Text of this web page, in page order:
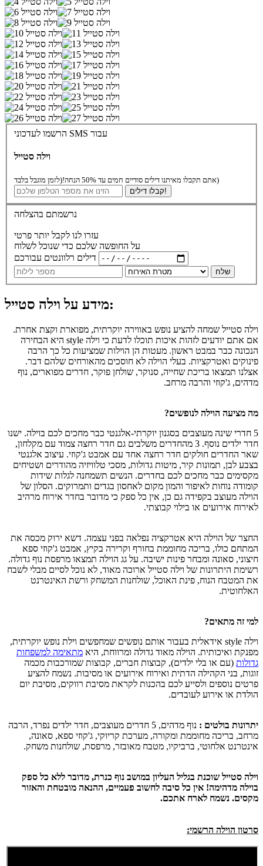
הרשמו לעדכוני SMS עבור
וילה סטייל
אתם תקבלו מאיתנו דילים סודיים חמים עד 50% הנחה!(לזמן מוגבל בלבד)
קבלו דילים!
נרשמתם בהצלחה
עזרו לנו לקבל יותר פרטי
על החופשה שלכם כדי שנוכל לשלוח
שלח
מידע על וילה סטייל:
וילה סטייל שמחה להציע נופש באווירה יוקרתית, מפוארת וקצת אחרת.
אם אתם יודעים לזהות איכות תוכלו לדעת כי וילה style היא הבחירה
הנכונה כבר במבט ראשון. מעטות הן הוילות שמציעות כל כך הרבה
פינוקים ואטרקציות. בעלי הוילה לא חוסכים מהאורחים שלהם דבר.
אצלנו תמצאו בריכת שחייה, סנוקר, שולחן פוקר, חדרים מפוארים, נוף
מדהים, ג'קוזי והרבה מרחב.
מה מציעה הוילה לנופשים?
5 חדרי שינה מעוצבים בסגנון יוקרתי-אלגנטי כבר מחכים לכם בוילה. ישנו
חדר ילדים נוסף. 3 מהחדרים משלבים גם חדר רחצה צמוד עם מקלחון,
שאר החדרים חולקים חדר רחצה אחד עם אמבט ג'קוזי. עיצוב אלגנטי
בצבע לבן, תמונות קיר, מיטות גדולות, מסכי טלוויזיה מהודרים ושטיחים
מקסימים כבר מחכים לכם בחדרים. הנשים תשמחנה לגלות שידות
קומודה נוחות לאיפור והמון מקום לאחסון בגדים ותמרוקים. הסלון של
הוילה מעוצב בקפידה גם כן, אין כל ספק כי מדובר בחדר אירוח מרהיב
לאירוח אירועים או בילוי קבוצתי.
החצר של הוילה היא אטרקציה נפלאה בפני עצמה. דשא ירוק מכסה את
המתחם כולו, בריכה מחוממת בחורף וקרירה בקיץ, אמבט ג'קוזי ספא
חיצוני, סאונה ומבחר פינות ישיבה. על גג הוילה תמצאו מרפסת נוף גדולה.
רשימת היתרונות של וילה סטייל ארוכה מאוד, לא נוכל לסיים מבלי לשבח
את המטבח הנוח, פינת האוכל, שולחנות המשחק ורשת האינטרנט
האלחוטית.
למי זה מתאים?
וילה style אידאלית בעבור אותם נופשים שמחפשים וילת נופש יוקרתית,
מפנקת ואיכותית. הוילה מאוד גדולה ומרווחת, היא מתאימה למשפחות
גדולות (עם או בלי ילדים), קבוצות חברים, קבוצות שמורכבות מכמה
זוגות, בני הקהילה הדתית ואירוח אירועים או מסיבות. נשמח להציע
פרטים נוספים ולסייע לכם בהכנות לקראת מסיבת רווקים, מסיבת יום
הולדת או אירוע לעובדים.
יתרונות בולטים :
נוף מדהים, 5 חדרים מעוצבים, חדר ילדים נפרד, הרבה
מרחב, בריכה מחוממת ומקורה, מערכת קריוקי, ג'קוזי ספא, סאונה,
אינטרנט אלחוטי, ברביקיו, מטבח מאובזר, מרפסת, שולחנות משחק.
וילה סטייל שוכנת בגליל העליון במושב נוף כנרת, מדובר ללא כל ספק
בוילה מדהימה! אין כל סיבה לחשוב פעמיים, ההנאה מובטחת והאזור
מקסים. נשמח לארח אתכם.
סרטון הוילה הרשמי: